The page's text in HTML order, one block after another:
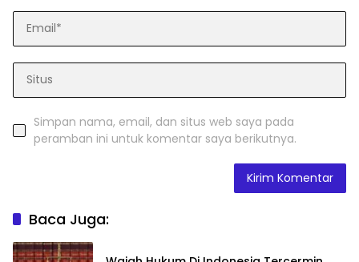
Simpan nama, email, dan situs web saya pada
peramban ini untuk komentar saya berikutnya.
Baca Juga: